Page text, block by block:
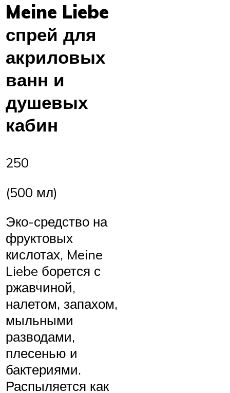
Meine Liebe
спрей для
акриловых
ванн и
душевых
кабин
250
(500 мл)
Эко-средство на
фруктовых
кислотах, Meine
Liebe борется с
ржавчиной,
налетом, запахом,
мыльными
разводами,
плесенью и
бактериями.
Распыляется как